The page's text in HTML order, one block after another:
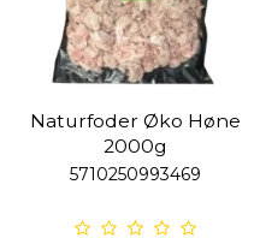
Naturfoder Øko Høne
2000g
5710250993469